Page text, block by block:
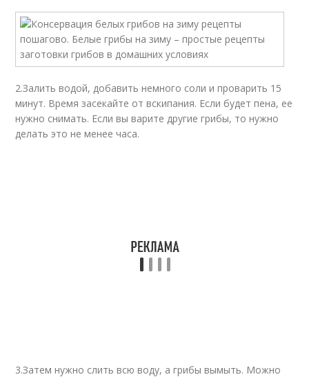
2.Залить водой, добавить немного соли и проварить 15
минут. Время засекайте от вскипания. Если будет пена, ее
нужно снимать. Если вы варите другие грибы, то нужно
делать это не менее часа.
3.Затем нужно слить всю воду, а грибы вымыть. Можно